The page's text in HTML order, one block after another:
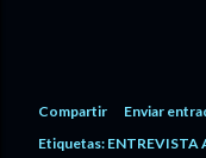
Compartir
Enviar
Etiquetas: ENTREVISTA